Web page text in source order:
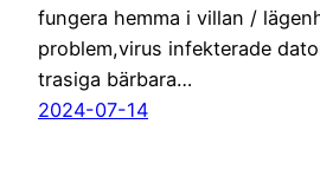
fungera hemma i villan /
problem,virus infekterade
trasiga bärbara…
2024-07-14